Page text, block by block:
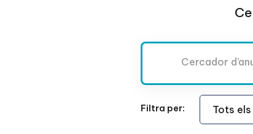
Filtra per:
Àmbit